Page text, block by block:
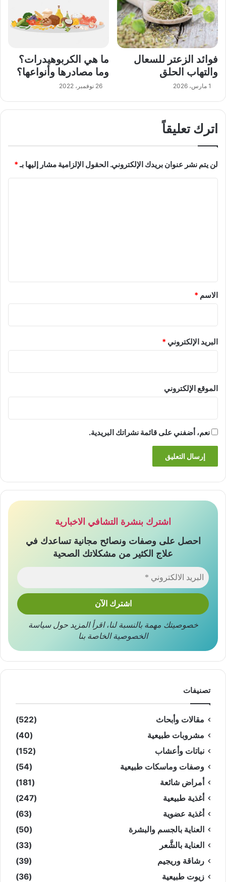
فوائد الزعتر للسعال
والتهاب الحلق
1 مارس، 2026
ما هي الكربوهيدرات؟
وما مصادرها وأنواعها؟
26 نوفمبر، 2022
اترك تعليقاً
لن يتم نشر عنوان بريدك الإلكتروني. الحقول الإلزامية مشار إليها بـ*
*
الاسم *
البريد الإلكتروني *
الموقع الإلكتروني
نعم، أضفني على قائمة نشراتك البريدية.
اشترك بنشرة التشافي الاخبارية
احصل على وصفات ونصائح مجانية تساعدك في
علاج الكثير من مشكلاتك الصحية
خصوصيتك مهمة بالنسبة لنا،اقرأ المزيد حولسياسة
الخصوصيةالخاصة بنا
تصنيفات
مقالات وأبحاث
(522)
مشروبات طبيعية
(40)
نباتات وأعشاب
(152)
وصفات وماسكات طبيعية
(54)
أمراض شائعة
(181)
أغذية طبيعية
(247)
أغذية عضوية
(63)
العناية بالجسم والبشرة
(50)
العناية بالشَّعر
(33)
رشاقة وريجيم
(39)
زيوت طبيعية
(36)